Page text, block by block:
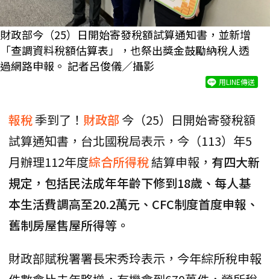
財政部今（25）日開始寄發稅額試算通知書，並新增
「查調資料稅額估算表」，也祭出獎金鼓勵納稅人透
過網路申報。 記者呂俊儀／攝影
用LINE傳送
報稅季到了！ 財政部今（25）日開始寄發稅額
試算通知書，台北國稅局表示，今（113）年5
月辦理112年度綜合所得稅結算申報， 有四大新
規定，包括民法成年年齡下修到18歲、每人基
本生活費調高至20.2萬元、CFC制度首度申報、
舊制房屋售屋所得等。
財政部賦稅署署長宋秀玲表示，今年綜所稅申報